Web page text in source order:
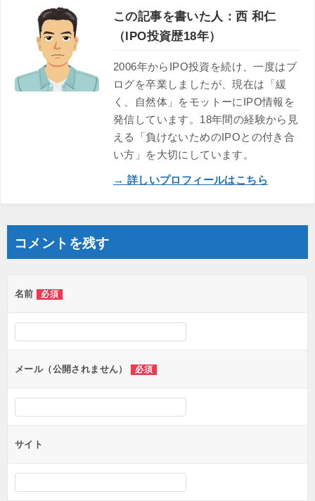
この記事を書いた人：西 和仁
（IPO投資歴18年）
2006年からIPO投資を続け、一度はブ
ログを卒業しましたが、現在は「緩
く、自然体」をモットーにIPO情報を
発信しています。18年間の経験から見
える「負けないためのIPOとの付き合
い方」を大切にしています。
→ 詳しいプロフィールはこちら
コメントを残す
名前 必須
メール（公開されません） 必須
サイト